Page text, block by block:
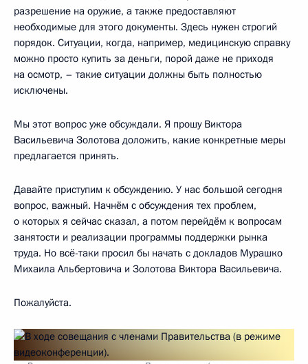
разрешение на оружие, а также предоставляют
необходимые для этого документы. Здесь нужен строгий
порядок. Ситуации, когда, например, медицинскую справку
можно просто купить за деньги, порой даже не приходя
на осмотр, – такие ситуации должны быть полностью
исключены.
Мы этот вопрос уже обсуждали. Я прошу Виктора
Васильевича Золотова доложить, какие конкретные меры
предлагается принять.
Давайте приступим к обсуждению. У нас большой сегодня
вопрос, важный. Начнём с обсуждения тех проблем,
о которых я сейчас сказал, а потом перейдём к вопросам
занятости и реализации программы поддержки рынка
труда. Но всё-таки просил бы начать с докладов Мурашко
Михаила Альбертовича и Золотова Виктора Васильевича.
Пожалуйста.